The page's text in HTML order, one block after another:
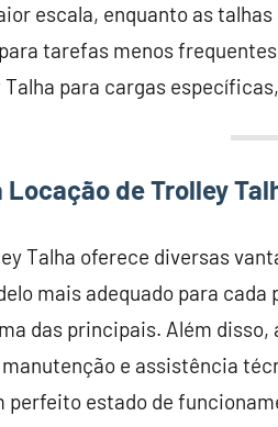
escala, enquanto as
tarefas menos
para cargas
de Trolley
Talha oferece diversas
mais adequado para
das principais. Além
e assistência
perfeito estado de